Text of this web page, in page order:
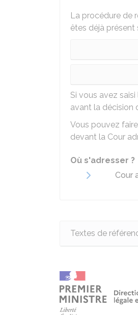
La procédure de
êtes déjà présent
Si vous avez
avant la décision
Vous pouvez
devant la Cour
Où s'adresser ?
Cour
Textes de